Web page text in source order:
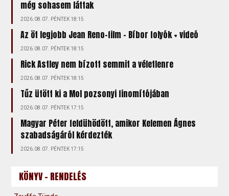
még sohasem láttak
2026.08.07. PÉNTEK 18:15
Az öt legjobb Jean Reno-film – Bíbor folyók + videó
2026.08.07. PÉNTEK 18:15
Rick Astley nem bízott semmit a véletlenre
2026.08.07. PÉNTEK 18:15
Tűz ütött ki a Mol pozsonyi finomítójában
2026.08.07. PÉNTEK 17:15
Magyar Péter feldühödött, amikor Kelemen Ágnes
szabadságáról kérdezték
2026.08.07. PÉNTEK 17:15
KÖNYV - RENDELÉS